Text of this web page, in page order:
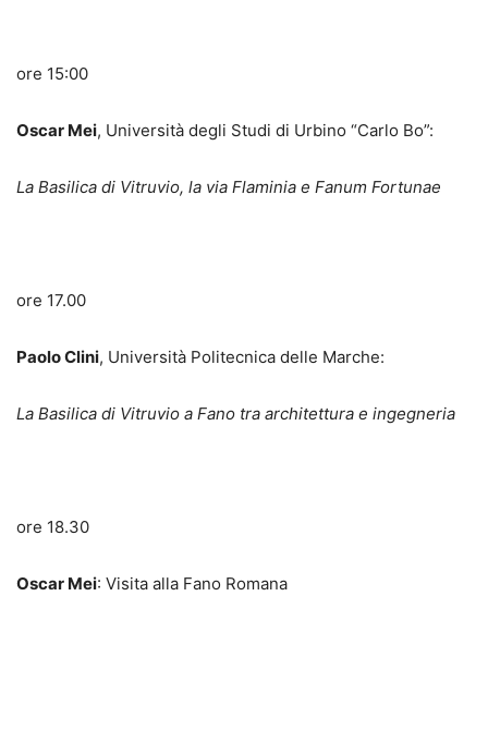
ore 15:00
Oscar Mei, Università degli Studi di Urbino “Carlo Bo”:
La Basilica di Vitruvio, la via Flaminia e Fanum Fortunae
ore 17.00
Paolo Clini, Università Politecnica delle Marche:
La Basilica di Vitruvio a Fano tra architettura e ingegneria
ore 18.30
Oscar Mei: Visita alla Fano Romana